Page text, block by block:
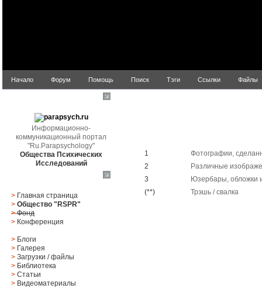
Начало Форум Помощь Поиск Тэги Ссылки Файлы
Информационно-
коммуникационный портал
"Ru.Parapsychology"
Общества Психических
Исследований
> Главная страница
> Общество "RSPR"
> Фонд
> Конференция
> Блоги
> Галерея
> Загрузки/файлы
> Библиотека
> Статьи
> Видеоматериалы
1
Фотографии,
2
Различные
3
Юзербары, обложки
(**)
Трэшь / свалка